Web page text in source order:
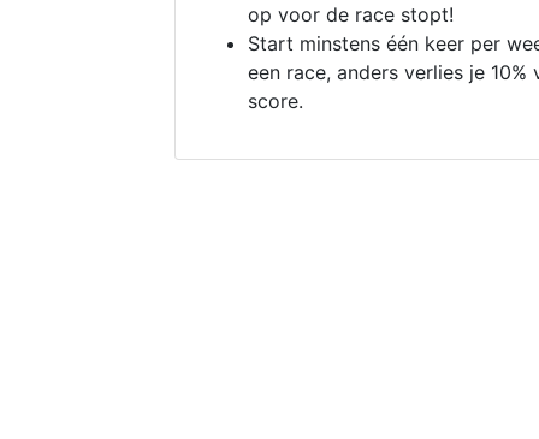
op voor de race stopt!
Start minstens één keer per
een race, anders verlies je 10%
score.